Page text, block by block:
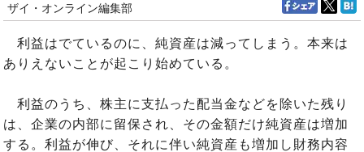
ザイ・オンライン編集部
利益はでているのに、純資産は減ってしまう。本来は
ありえないことが起こり始めている。
利益のうち、株主に支払った配当金などを除いた残り
は、企業の内部に留保され、その金額だけ純資産は増加
する。利益が伸び、それに伴い純資産も増加し財務内容